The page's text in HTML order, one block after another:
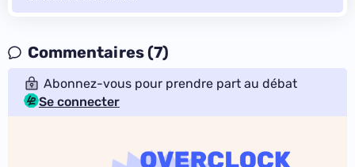
Commentaires (7)
Abonnez-vous pour prendre part au débat
Se connecter